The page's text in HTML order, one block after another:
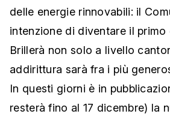
delle energie rinnovabili: il
intenzione di diventare il primo
Brillerà non solo a livello
addirittura sarà fra i più
In questi giorni è in
resterà fino al 17 dicembre) la